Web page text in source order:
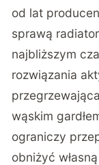
od lat
sprawą
najbliższym
rozwiązania
wąskim
ograniczy
obniżyć